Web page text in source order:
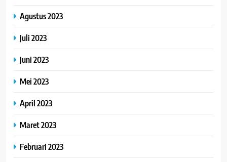
Agustus 2023
Juli 2023
Juni 2023
Mei 2023
April 2023
Maret 2023
Februari 2023